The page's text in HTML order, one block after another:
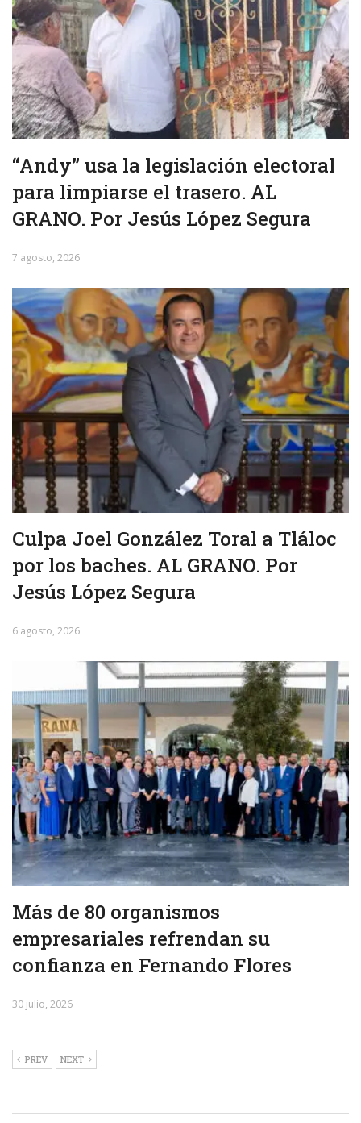
“Andy” usa la legislación electoral
para limpiarse el trasero. AL
GRANO. Por Jesús López Segura
7 agosto, 2026
Culpa Joel González Toral a Tláloc
por los baches. AL GRANO. Por
Jesús López Segura
6 agosto, 2026
Más de 80 organismos
empresariales refrendan su
confianza en Fernando Flores
30 julio, 2026
PREV NEXT